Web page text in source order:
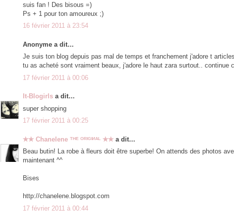
suis fan ! Des bisous =)
Ps + 1 pour ton amoureux ;)
16 février 2011 à 23:54
Anonyme a dit…
Je suis ton blog depuis pas mal de temps et franchement j'adore t
tu as acheté sont vraiment beaux, j'adore le haut zara surtout.. continue
17 février 2011 à 00:06
It-Blogirls a dit…
super shopping
17 février 2011 à 00:25
✯✯ Chanelene ᵀᴴᴱ ᴼᴿᴵᴳᴵᴻᴬᴸ ✯✯ a dit…
Beau butin! La robe à fleurs doit être superbe! On attends des photos
maintenant ^^
Bises
http://chanelene.blogspot.com
17 février 2011 à 00:44